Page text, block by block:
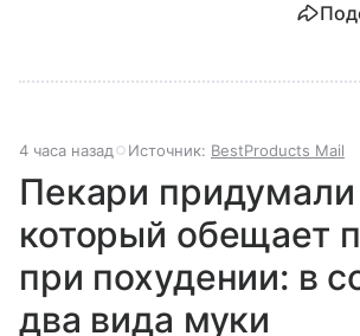
4 часа назад Источник: BestProducts Mail
Пекари придумали
который обещает
при похудении: в
два вида муки